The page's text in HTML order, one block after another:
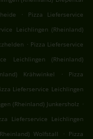
.
Pizza Lieferservice
Leichlingen (Rheinland)
. Pizza Lieferservice
Leichlingen (Rheinland)
Krähwinkel .
Pizza
Lieferservice Leichlingen
(Rheinland) Junkersholz .
Lieferservice Leichlingen
Wolfstall . Pizza